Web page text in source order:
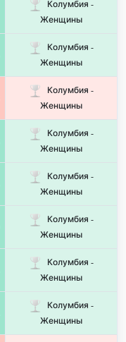
Колумбия -
Женщины
Колумбия -
Женщины
Колумбия -
Женщины
Колумбия -
Женщины
Колумбия -
Женщины
Колумбия -
Женщины
Колумбия -
Женщины
Колумбия -
Женщины